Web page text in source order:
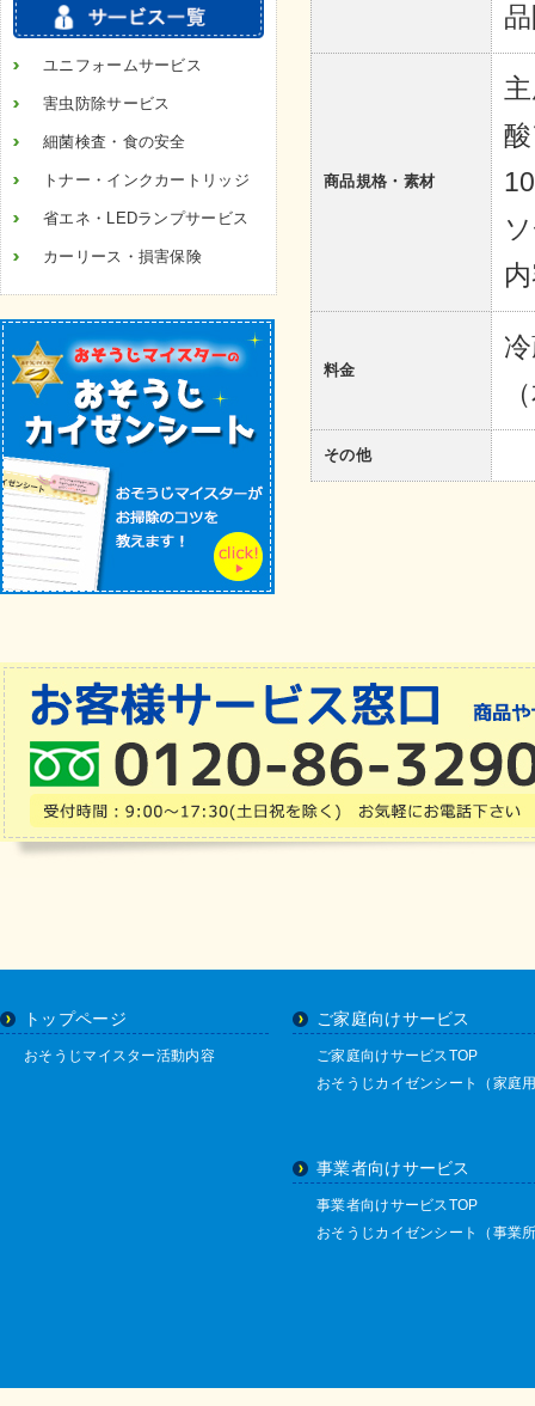
ユニフォームサービス
害虫防除サービス
細菌検査・食の安全
トナー・インクカートリッジ
省エネ・LEDランプサービス
カーリース・損害保険
商品規格・素材
料金
その他
トップページ
おそうじマイスター活動内容
ご家庭向けサービス
ご家庭向けサービスTOP
おそうじカイゼンシート（家庭
事業者向けサービス
事業者向けサービスTOP
おそうじカイゼンシート（事業